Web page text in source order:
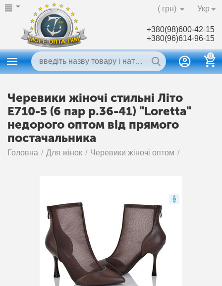
Укр
( грн)
+380(98)600-42-15
+380(96)614-96-15
0
Черевики жіночі стильні Літо
E710-5 (6 пар р.36-41) "Loretta"
недорого оптом від прямого
постачальника
Головна / Для жінок / Черевики жіночі оптом /